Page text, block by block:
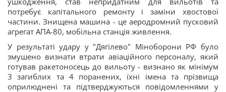
потребує капітального ремонту і заміни хвостової
частини. Знищена машина - це аеродромний пусковий
агрегат АПА-80, мобільна станція живлення.
У результаті удару у "Дягілево" Міноборони РФ було
змушено визнати втрати авіаційного персоналу, який
готував ракетоносець до вильоту - визнано як мінімум
3 загиблих та 4 поранених, їхні імена та прізвища
оприлюднені та підтверджуються повідомленнями у